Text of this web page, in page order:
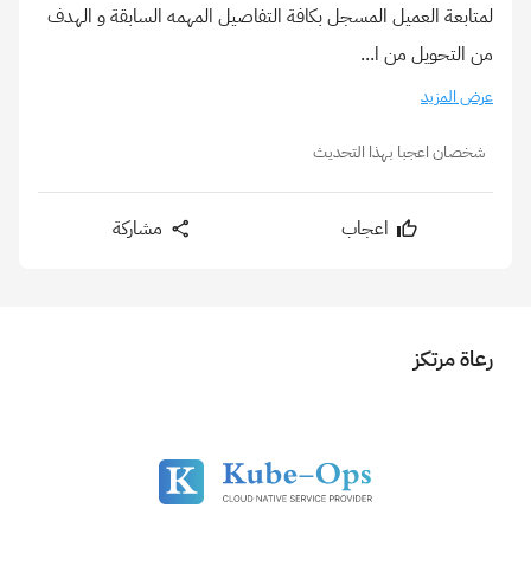
لمتابعة العميل المسجل بكافة التفاصيل المهمه السابقة و الهدف
من التحويل من ا...
عرض المزيد
شخصان اعجبا بهذا التحديث
اعجاب مشاركة
رعاة مرتكز